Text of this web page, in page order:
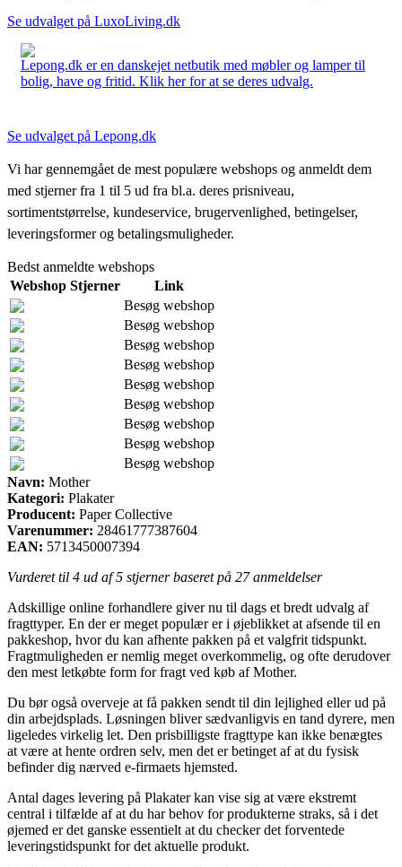
Se udvalget på LuxoLiving.dk
Lepong.dk er en danskejet netbutik med møbler og lamper til
bolig, have og fritid. Klik her for at se deres udvalg.
Se udvalget på Lepong.dk
Vi har gennemgået de mest populære webshops og anmeldt dem
med stjerner fra 1 til 5 ud fra bl.a. deres prisniveau,
sortimentstørrelse, kundeservice, brugervenlighed, betingelser,
leveringsformer og betalingsmuligheder.
Bedst anmeldte webshops
Webshop Stjerner
Link
Besøg webshop
Besøg webshop
Besøg webshop
Besøg webshop
Besøg webshop
Besøg webshop
Besøg webshop
Besøg webshop
Besøg webshop
Navn: Mother
Kategori: Plakater
Producent: Paper Collective
Varenummer: 28461777387604
EAN: 5713450007394
Vurderet til 4 ud af 5 stjerner baseret på 27anmeldelser
Adskillige online forhandlere giver nu til dags et bredt udvalg af
fragttyper. En der er meget populær er i øjeblikket at afsende til en
pakkeshop, hvor du kan afhente pakken på et valgfrit tidspunkt.
Fragtmuligheden er nemlig meget overkommelig, og ofte derudover
den mest letkøbte form for fragt ved køb af Mother.
Du bør også overveje at få pakken sendt til din lejlighed eller ud på
din arbejdsplads. Løsningen bliver sædvanligvis en tand dyrere, men
ligeledes virkelig let. Den prisbilligste fragttype kan ikke benægtes
at være at hente ordren selv, men det er betinget af at du fysisk
befinder dig nærved e-firmaets hjemsted.
Antal dages levering på Plakater kan vise sig at være ekstremt
central i tilfælde af at du har behov for produkterne straks, så i det
øjemed er det ganske essentielt at du checker det forventede
leveringstidspunkt for det aktuelle produkt.